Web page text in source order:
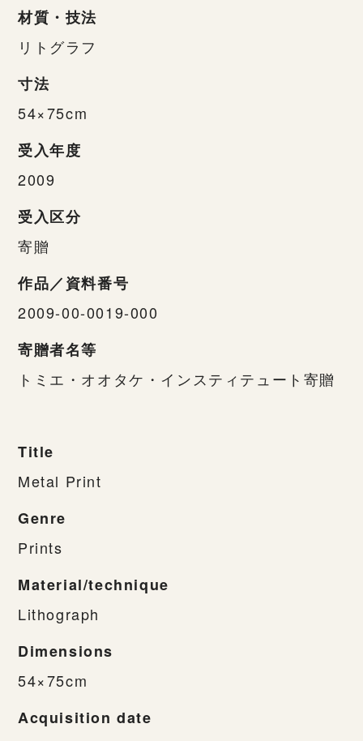
材質・技法
リトグラフ
寸法
54×75cm
受入年度
2009
受入区分
寄贈
作品／資料番号
2009-00-0019-000
寄贈者名等
トミエ・オオタケ・インスティテュート寄贈
Title
Metal Print
Genre
Prints
Material/technique
Lithograph
Dimensions
54×75cm
Acquisition date